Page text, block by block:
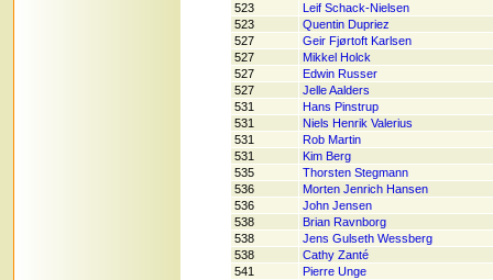
523
Leif Schack-Nielsen
523
Quentin Dupriez
527
Geir Fjørtoft Karlsen
527
Mikkel Holck
527
Edwin Russer
527
Jelle Aalders
531
Hans Pinstrup
531
Niels Henrik Valerius
531
Rob Martin
531
Kim Berg
535
Thorsten Stegmann
536
Morten Jenrich Hansen
536
John Jensen
538
Brian Ravnborg
538
Jens Gulseth Wessberg
538
Cathy Zanté
541
Pierre Unge